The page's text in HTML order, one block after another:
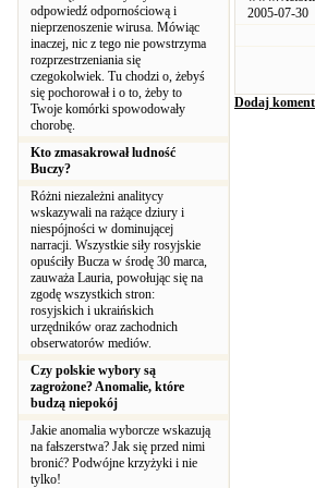
odpowiedź odpornościową i
nieprzenoszenie wirusa. Mówiąc
inaczej, nic z tego nie powstrzyma
rozprzestrzeniania się
czegokolwiek. Tu chodzi o, żebyś
się pochorował i o to, żeby to
Twoje komórki spowodowały
chorobę.
Kto zmasakrował ludność
Buczy?
Różni niezależni analitycy
wskazywali na rażące dziury i
niespójności w dominującej
narracji. Wszystkie siły rosyjskie
opuściły Bucza w środę 30 marca,
zauważa Lauria, powołując się na
zgodę wszystkich stron:
rosyjskich i ukraińskich
urzędników oraz zachodnich
obserwatorów mediów.
Czy polskie wybory są
zagrożone? Anomalie, które
budzą niepokój
Jakie anomalia wyborcze wskazują
na fałszerstwa? Jak się przed nimi
bronić? Podwójne krzyżyki i nie
tylko!
2005-07-30
Dodaj